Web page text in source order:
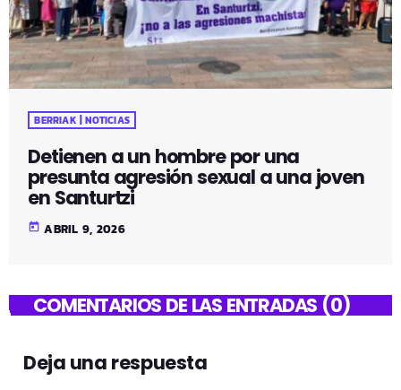
BERRIAK | NOTICIAS
Detienen a un hombre por una
presunta agresión sexual a una joven
en Santurtzi
today ABRIL 9, 2026
COMENTARIOS DE LAS ENTRADAS (0)
Deja una respuesta